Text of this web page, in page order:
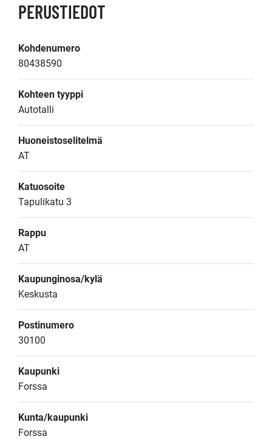
PERUSTIEDOT
Kohdenumero
80438590
Kohteen tyyppi
Autotalli
Huoneistoselitelmä
AT
Katuosoite
Tapulikatu 3
Rappu
AT
Kaupunginosa/kylä
Keskusta
Postinumero
30100
Kaupunki
Forssa
Kunta/kaupunki
Forssa